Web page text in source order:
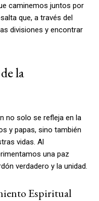
caminemos juntos por
que, a través del
divisiones y encontrar
la
no solo se refleja en la
y papas, sino también
vidas. Al
una paz
verdadero y la unidad.
Espiritual